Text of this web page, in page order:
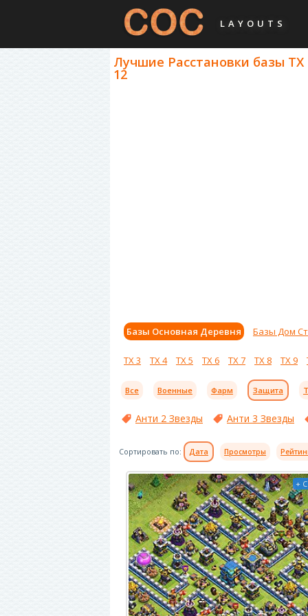
LAYOUTS
Лучшие Расстановки базы
12
Базы Основная Деревня Базы Дом
ТХ 3 ТХ 4 ТХ 5 ТХ 6 ТХ 7 ТХ 8 ТХ 9
Все Военные Фарм Защита
Анти 2 Звезды Анти 3 Звезды
Сортировать по: Дата Просмотры
+